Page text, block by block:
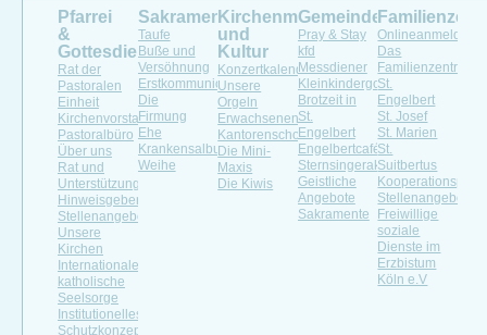
Pfarrei
&
Gottesdienste
Rat der
Pastoralen
Einheit
Kirchenvorstand
Pastoralbüro
Über uns
Rat und
Unterstützung
Hinweisgeberportal
Stellenangebot
Unsere
Kirchen
Internationale
katholische
Seelsorge
Institutionelles
Schutzkonzept
Sakramente
Taufe
Buße und
Versöhnung
Erstkommunion
Die
Firmung
Ehe
Krankensalbung
Weihe
Kirchenmusik
und
Kultur
Konzertkalender
Unsere
Orgeln
Erwachsenenchöre
Kantorenschola
Die Mini-
Maxis
Die Kiwis
Gemeindeleben
Pray & Stay
kfd
Messdiener
Kleinkindergottesdienst
Brotzeit in
St.
Engelbert
Engelbertcafé
Sternsingeraktion
Geistliche
Angebote
Sakramente
Onlineanmeldung
Das
Familienzentrum
St.
Engelbert
St. Josef
St. Marien
St.
Suitbertus
Stellenangebote
Freiwillige
soziale
Dienste im
Erzbistum
Köln e.V